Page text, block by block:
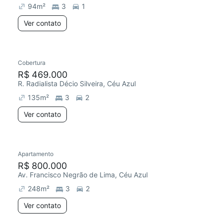
94m² 3
1
Ver contato
Cobertura
R$ 469.000
R. Radialista Décio Silveira, Céu Azul
135m² 3
2
Ver contato
Redecorar
Apartamento
R$ 800.000
Av. Francisco Negrão de Lima, Céu Azul
248m² 3
2
Ver contato